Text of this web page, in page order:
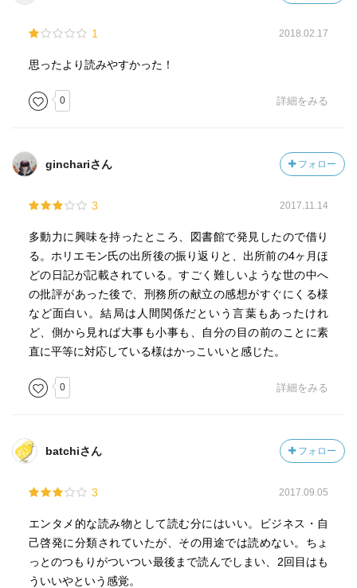
1 2018.02.17
思ったより読みやすかった！
0 詳細をみる
ginchariさん フォロー
3 2017.11.14
多動力に興味を持ったところ、図書館で発見したので借り
る。ホリエモン氏の出所後の振り返りと、出所前の4ヶ月ほ
どの日記が記載されている。すごく難しいような世の中へ
の批評があった後で、刑務所の献立の感想がすぐにくる様
など面白い。結局は人間関係だという言葉もあったけれ
ど、側から見れば大事も小事も、自分の目の前のことに素
直に平等に対応している様はかっこいいと感じた。
0 詳細をみる
batchiさん フォロー
3 2017.09.05
エンタメ的な読み物として読む分にはいい。ビジネス・自
己啓発に分類されていたが、その用途では読めない。ちょ
っとのつもりがついつい最後まで読んでしまい、2回目はも
ういいやという感覚。